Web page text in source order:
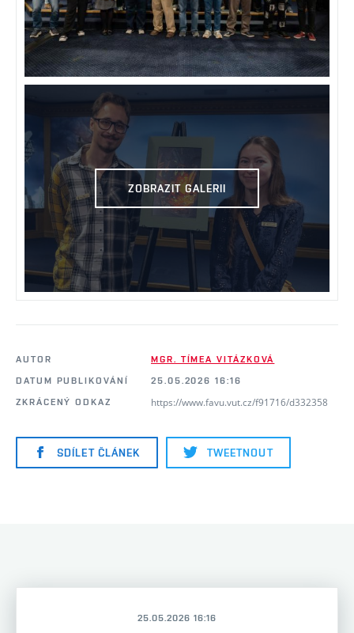
ZOBRAZIT GALERII
AUTOR
MGR. TÍMEA VITÁZKOVÁ
DATUM PUBLIKOVÁNÍ
25.05.2026 16:16
ZKRÁCENÝ ODKAZ
https://www.favu.vut.cz/f91716/d332358
SDÍLET ČLÁNEK TWEETNOUT
25.05.2026 16:16